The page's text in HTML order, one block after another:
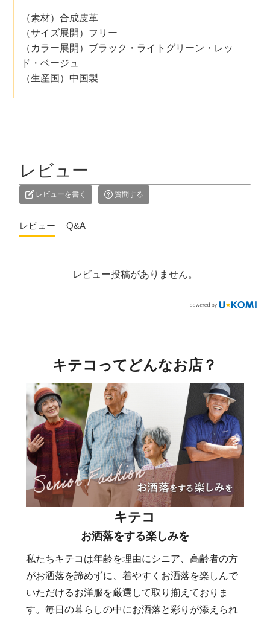
（素材）合成皮革
（サイズ展開）フリー
（カラー展開）ブラック・ライトグリーン・レッ
ド・ベージュ
（生産国）中国製
レビュー
レビューを書く 質問する
レビュー Q&A
レビュー投稿がありません。
キテコってどんなお店？
キテコ
お洒落をする楽しみを
私たちキテコは年齢を理由にシニア、高齢者の方
がお洒落を諦めずに、着やすくお洒落を楽しんで
いただけるお洋服を厳選して取り揃えておりま
す。毎日の暮らしの中にお洒落と彩りが添えられ